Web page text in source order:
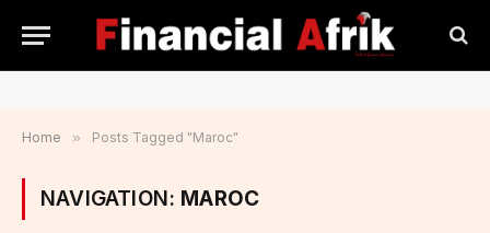
Home » Posts Tagged "Maroc"
NAVIGATION: MAROC